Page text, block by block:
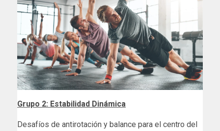
Grupo 2: Estabilidad Dinámica
Desafíos de antirotación y balance para el centro del